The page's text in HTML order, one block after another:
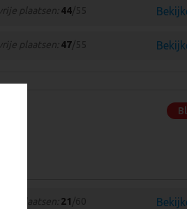
vrije plaatsen: 44/55
vrije plaatsen: 47/55
vrije plaatsen: 21 /60